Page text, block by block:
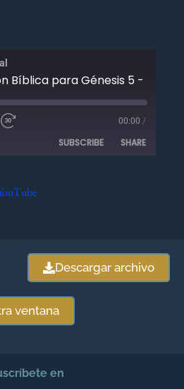
Bíblica para Génesis 5 - Enero
00:00 /
SUBSCRIBE SHARE
Descargar archivo
ventana
en